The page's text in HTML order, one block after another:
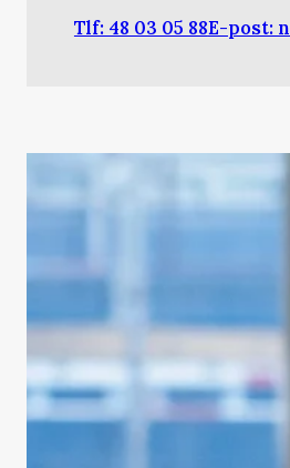
Tlf: 48 03 05 88E-post: